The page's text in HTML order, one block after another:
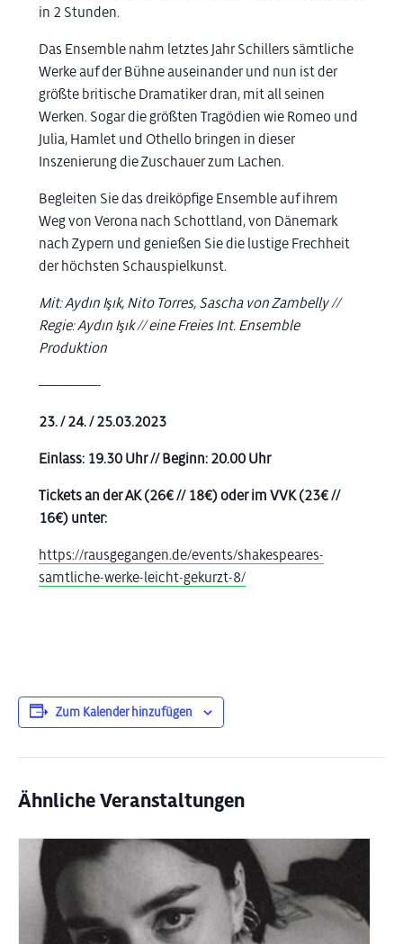
in 2 Stunden.
Das Ensemble nahm letztes Jahr Schillers sämtliche
Werke auf der Bühne auseinander und nun ist der
größte britische Dramatiker dran, mit all seinen
Werken. Sogar die größten Tragödien wie Romeo und
Julia, Hamlet und Othello bringen in dieser
Inszenierung die Zuschauer zum Lachen.
Begleiten Sie das dreiköpfige Ensemble auf ihrem
Weg von Verona nach Schottland, von Dänemark
nach Zypern und genießen Sie die lustige Frechheit
der höchsten Schauspielkunst.
Mit: Aydın Işık, Nito Torres, Sascha von Zambelly //
Regie: Aydın Işık // eine Freies Int. Ensemble
Produktion
—————-
23. / 24. / 25.03.2023
Einlass: 19.30 Uhr //Beginn: 20.00 Uhr
Tickets an der AK (26€ // 18€) oder im VVK (23€ //
16€) unter:
https://rausgegangen.de/events/shakespeares-
samtliche-werke-leicht-gekurzt-8/
Zum Kalender hinzufügen
Ähnliche Veranstaltungen